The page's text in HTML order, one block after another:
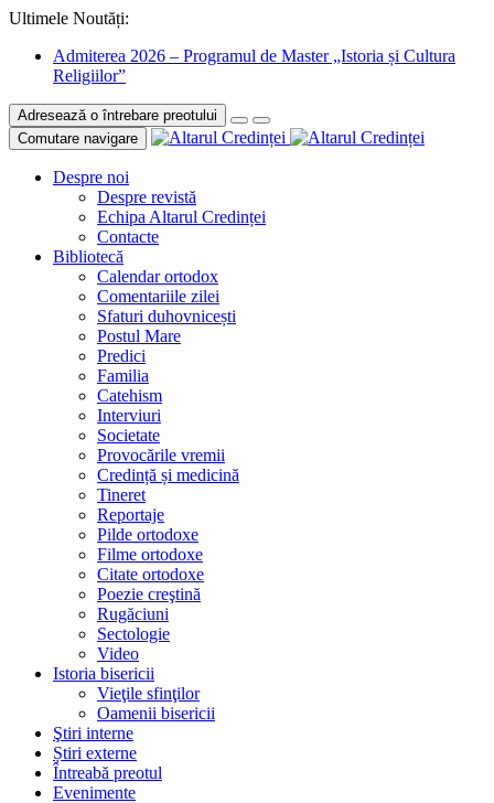
Ultimele Noutăți:
Admiterea 2026 – Programul de Master „Istoria și Cultura
Religiilor”
Adresează o întrebare preotului
Comutare navigare
Despre noi
Despre revistă
Echipa Altarul Credinței
Contacte
Bibliotecă
Calendar ortodox
Comentariile zilei
Sfaturi duhovnicești
Postul Mare
Predici
Familia
Catehism
Interviuri
Societate
Provocările vremii
Credință și medicină
Tineret
Reportaje
Pilde ortodoxe
Filme ortodoxe
Citate ortodoxe
Poezie creştină
Rugăciuni
Sectologie
Video
Istoria bisericii
Vieţile sfinţilor
Oamenii bisericii
Ştiri interne
Știri externe
Întreabă preotul
Evenimente